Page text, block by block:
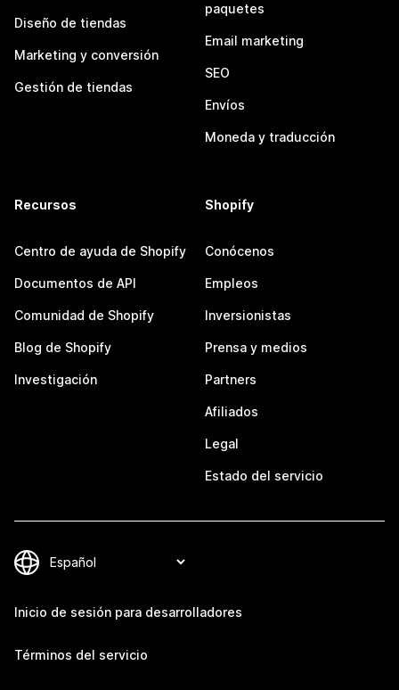
Diseño de tiendas
Marketing y conversión
Gestión de tiendas
paquetes
Email marketing
SEO
Envíos
Moneda y traducción
Recursos
Centro de ayuda de Shopify
Documentos de API
Comunidad de Shopify
Blog de Shopify
Investigación
Shopify
Conócenos
Empleos
Inversionistas
Prensa y medios
Partners
Afiliados
Legal
Estado del servicio
Inicio de sesión para desarrolladores
Términos del servicio